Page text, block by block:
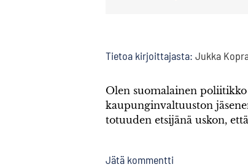
Tietoa kirjoittajasta: Jukka
Olen suomalainen
kaupunginvaltuuston
totuuden etsijänä uskon,
Jätä kommentti